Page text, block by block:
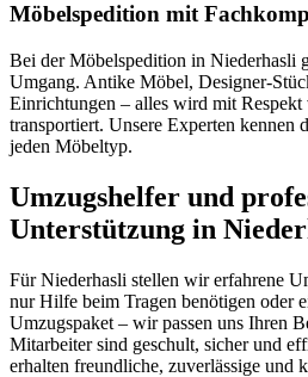
Möbelspedition mit
Bei der Möbelspedition in Niederhasli
Umgang. Antike Möbel, Designer-
Einrichtungen – alles wird mit Respekt
transportiert. Unsere Experten kennen
jeden Möbeltyp.
Umzugshelfer und
Unterstützung in
Für Niederhasli stellen wir erfahrene
nur Hilfe beim Tragen benötigen oder
Umzugspaket – wir passen uns Ihren
Mitarbeiter sind geschult, sicher und
erhalten freundliche, zuverlässige und